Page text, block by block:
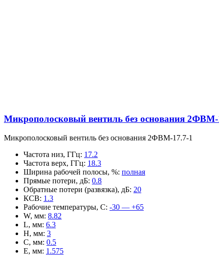
Микрополосковый вентиль без основания 2ФВМ-
Микрополосковый вентиль без основания 2ФВМ-17.7-1
Частота низ, ГГц: 17.2
Частота верх, ГГц: 18.3
Ширина рабочей полосы, %: полная
Прямые потери, дБ: 0.8
Обратные потери (развязка), дБ: 20
КСВ: 1.3
Рабочие температуры, С: -30 — +65
W, мм: 8.82
L, мм: 6.3
H, мм: 3
C, мм: 0.5
E, мм: 1.575